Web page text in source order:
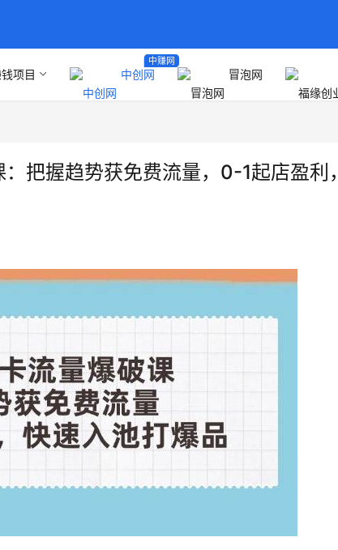
项目 中创网
中赚网
冒泡网
把握趋势获免费流量，0-1起店盈利，